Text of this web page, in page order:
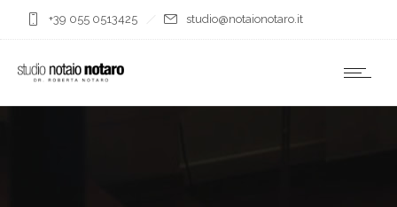
+39 055 0513425 studio@notaionotaro.it